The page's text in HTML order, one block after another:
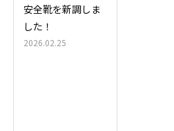
安全靴を新調しま
した！
2026.02.25